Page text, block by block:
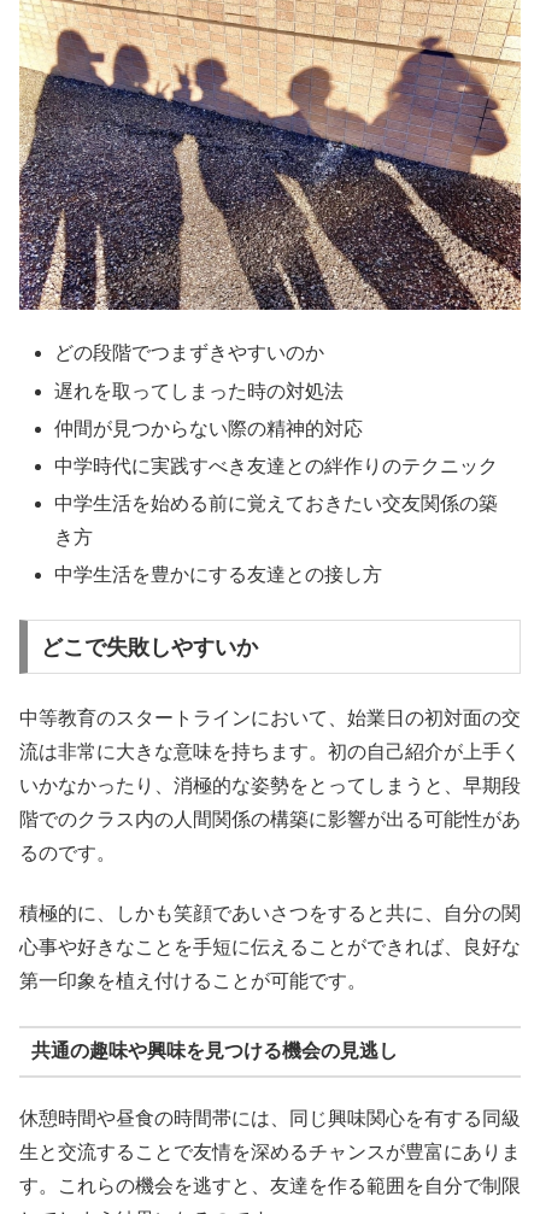
どの段階でつまずきやすいのか
遅れを取ってしまった時の対処法
仲間が見つからない際の精神的対応
中学時代に実践すべき友達との絆作りのテクニック
中学生活を始める前に覚えておきたい交友関係の築
き方
中学生活を豊かにする友達との接し方
どこで失敗しやすいか
中等教育のスタートラインにおいて、始業日の初対面の交
流は非常に大きな意味を持ちます。初の自己紹介が上手く
いかなかったり、消極的な姿勢をとってしまうと、早期段
階でのクラス内の人間関係の構築に影響が出る可能性があ
るのです。
積極的に、しかも笑顔であいさつをすると共に、自分の関
心事や好きなことを手短に伝えることができれば、良好な
第一印象を植え付けることが可能です。
共通の趣味や興味を見つける機会の見逃し
休憩時間や昼食の時間帯には、同じ興味関心を有する同級
生と交流することで友情を深めるチャンスが豊富にありま
す。これらの機会を逃すと、友達を作る範囲を自分で制限